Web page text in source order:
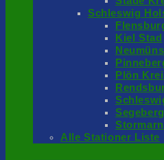
Schleswig
Kiel Stad
Plön
Alle Stationer Liste